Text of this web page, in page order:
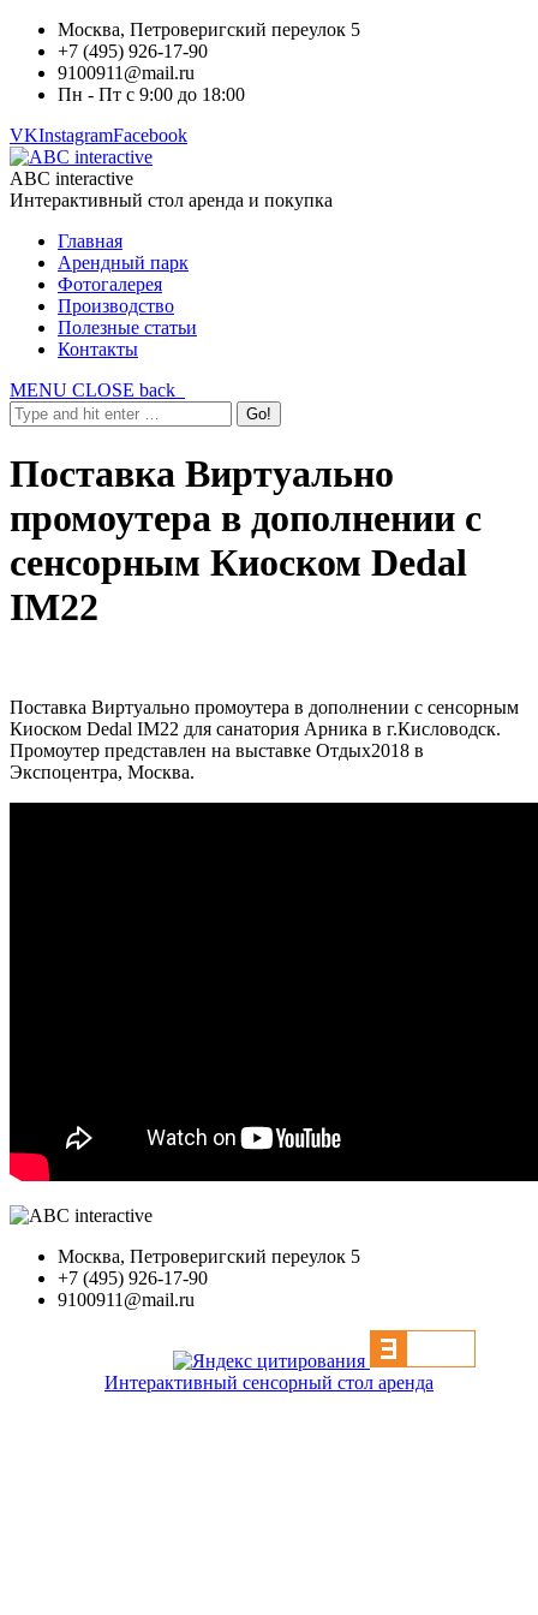
Москва, Петроверигский переулок 5
+7 (495) 926-17-90
9100911@mail.ru
Пн - Пт с 9:00 до 18:00
VKInstagramFacebook
ABC interactive
Интерактивный стол аренда и покупка
Главная
Арендный парк
Фотогалерея
Производство
Полезные статьи
Контакты
MENU CLOSE back
Поставка Виртуально
промоутера в дополнении с
сенсорным Киоском Dedal
IM22
Поставка Виртуально промоутера в дополнении с сенсорным
Киоском Dedal IM22 для санатория Арника в г.Кисловодск.
Промоутер представлен на выставке Отдых2018 в
Экспоцентра, Москва.
Москва, Петроверигский переулок 5
+7 (495) 926-17-90
9100911@mail.ru
Интерактивный сенсорный стол аренда